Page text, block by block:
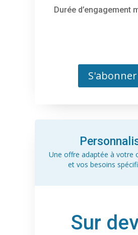
Durée d’engagement
S'abonner
Une offre adaptée à votre
et vos besoins
Sur